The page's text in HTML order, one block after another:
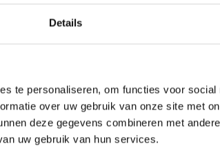
Details
te personaliseren, om functies voor social
over uw gebruik van onze site met
deze gegevens combineren met
uw gebruik van hun services.